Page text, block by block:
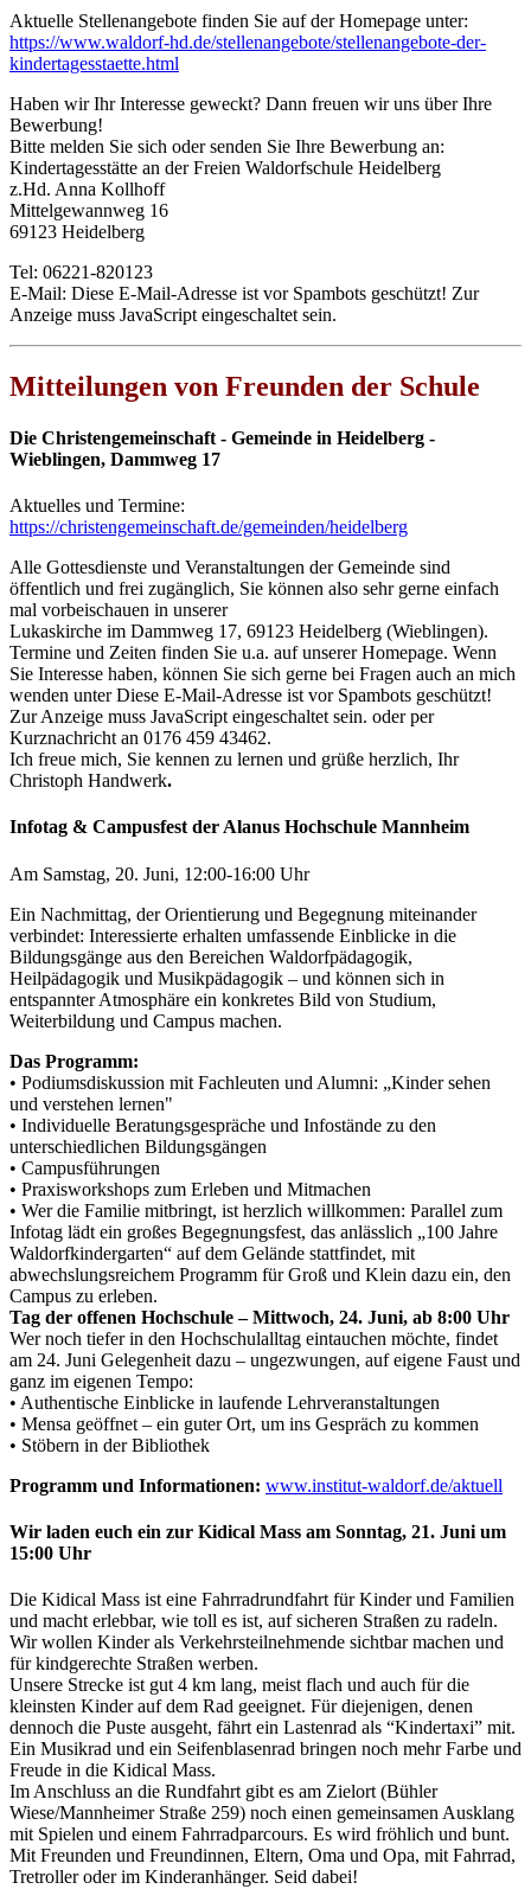
Aktuelle Stellenangebote finden Sie auf der Homepage unter:
https://www.waldorf-hd.de/stellenangebote/stellenangebote-der-
kindertagesstaette.html
Haben wir Ihr Interesse geweckt? Dann freuen wir uns über Ihre
Bewerbung!
Bitte melden Sie sich oder senden Sie Ihre Bewerbung an:
Kindertagesstätte an der Freien Waldorfschule Heidelberg
z.Hd. Anna Kollhoff
Mittelgewannweg 16
69123 Heidelberg
Tel: 06221-820123
E-Mail: Diese E-Mail-Adresse ist vor Spambots geschützt! Zur
Anzeige muss JavaScript eingeschaltet sein.
Mitteilungen von Freunden der Schule
Die Christengemeinschaft - Gemeinde in Heidelberg -
Wieblingen, Dammweg 17
Aktuelles und Termine:
https://christengemeinschaft.de/gemeinden/heidelberg
Alle Gottesdienste und Veranstaltungen der Gemeinde sind
öffentlich und frei zugänglich, Sie können also sehr gerne einfach
mal vorbeischauen in unserer
Lukaskirche im Dammweg 17, 69123 Heidelberg (Wieblingen).
Termine und Zeiten finden Sie u.a. auf unserer Homepage. Wenn
Sie Interesse haben, können Sie sich gerne bei Fragen auch an mich
wenden unterDiese E-Mail-Adresse ist vor Spambots geschützt!
Zur Anzeige muss JavaScript eingeschaltet sein. oder per
Kurznachricht an 0176 459 43462.
Ich freue mich, Sie kennen zu lernen und grüße herzlich, Ihr
Christoph Handwerk.
Infotag & Campusfest der Alanus Hochschule Mannheim
Am Samstag, 20. Juni, 12:00-16:00 Uhr
Ein Nachmittag, der Orientierung und Begegnung miteinander
verbindet: Interessierte erhalten umfassende Einblicke in die
Bildungsgänge aus den Bereichen Waldorfpädagogik,
Heilpädagogik und Musikpädagogik – und können sich in
entspannter Atmosphäre ein konkretes Bild von Studium,
Weiterbildung und Campus machen.
Das Programm:
• Podiumsdiskussion mit Fachleuten und Alumni: „Kinder sehen
und verstehen lernen"
• Individuelle Beratungsgespräche und Infostände zu den
unterschiedlichen Bildungsgängen
• Campusführungen
• Praxisworkshops zum Erleben und Mitmachen
• Wer die Familie mitbringt, ist herzlich willkommen: Parallel zum
Infotag lädt ein großes Begegnungsfest, das anlässlich „100 Jahre
Waldorfkindergarten“ auf dem Gelände stattfindet, mit
abwechslungsreichem Programm für Groß und Klein dazu ein, den
Campus zu erleben.
Tag der offenen Hochschule – Mittwoch, 24. Juni, ab 8:00 Uhr
Wer noch tiefer in den Hochschulalltag eintauchen möchte, findet
am 24. Juni Gelegenheit dazu – ungezwungen, auf eigene Faust und
ganz im eigenen Tempo:
• Authentische Einblicke in laufende Lehrveranstaltungen
• Mensa geöffnet – ein guter Ort, um ins Gespräch zu kommen
• Stöbern in der Bibliothek
Programm und Informationen: www.institut-waldorf.de/aktuell
Wir laden euch ein zur Kidical Mass am Sonntag, 21. Juni um
15:00 Uhr
Die Kidical Mass ist eine Fahrradrundfahrt für Kinder und Familien
und macht erlebbar, wie toll es ist, auf sicheren Straßen zu radeln.
Wir wollen Kinder als Verkehrsteilnehmende sichtbar machen und
für kindgerechte Straßen werben.
Unsere Strecke ist gut 4 km lang, meist flach und auch für die
kleinsten Kinder auf dem Rad geeignet. Für diejenigen, denen
dennoch die Puste ausgeht, fährt ein Lastenrad als “Kindertaxi” mit.
Ein Musikrad und ein Seifenblasenrad bringen noch mehr Farbe und
Freude in die Kidical Mass.
Im Anschluss an die Rundfahrt gibt es am Zielort (Bühler
Wiese/Mannheimer Straße 259) noch einen gemeinsamen Ausklang
mit Spielen und einem Fahrradparcours. Es wird fröhlich und bunt.
Mit Freunden und Freundinnen, Eltern, Oma und Opa, mit Fahrrad,
Tretroller oder im Kinderanhänger. Seid dabei!